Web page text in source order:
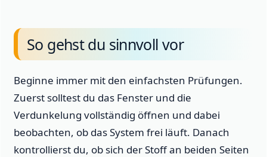
So gehst du sinnvoll vor
Beginne immer mit den einfachsten Prüfungen.
Zuerst solltest du das Fenster und die
Verdunkelung vollständig öffnen und dabei
beobachten, ob das System frei läuft. Danach
kontrollierst du, ob sich der Stoff an beiden Seiten